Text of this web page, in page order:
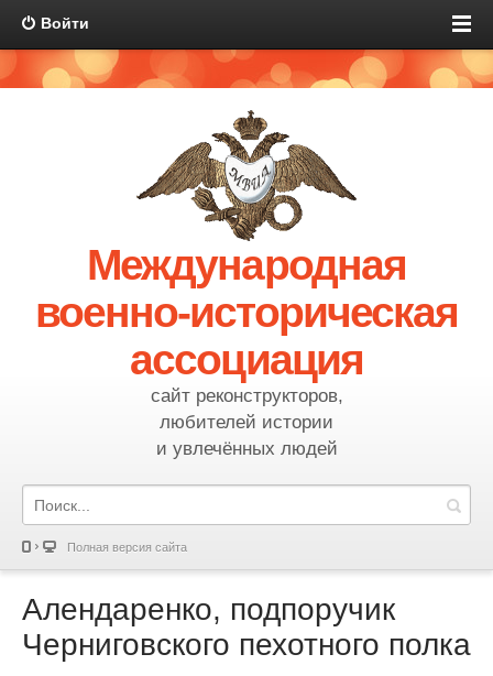
Войти
Международная
военно-историческая
ассоциация
сайт реконструкторов,
любителей истории
и увлечённых людей
Полная версия сайта
Алендаренко, подпоручик
Черниговского пехотного полка